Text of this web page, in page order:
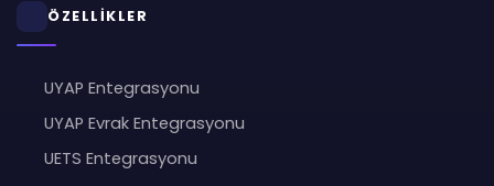
ÖZELLİKLER
UYAP Entegrasyonu
UYAP Evrak Entegrasyonu
UETS Entegrasyonu